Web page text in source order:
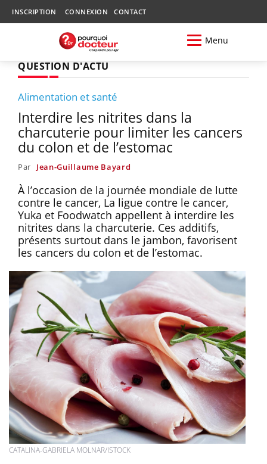
INSCRIPTION CONNEXION CONTACT
Menu
QUESTION D'ACTU
Alimentation et santé
Interdire les nitrites dans la
charcuterie pour limiter les cancers
du colon et de l’estomac
Par Jean-Guillaume Bayard
À l’occasion de la journée mondiale de lutte
contre le cancer, La ligue contre le cancer,
Yuka et Foodwatch appellent à interdire les
nitrites dans la charcuterie. Ces additifs,
présents surtout dans le jambon, favorisent
les cancers du colon et de l’estomac.
CATALINA-GABRIELA MOLNAR/ISTOCK